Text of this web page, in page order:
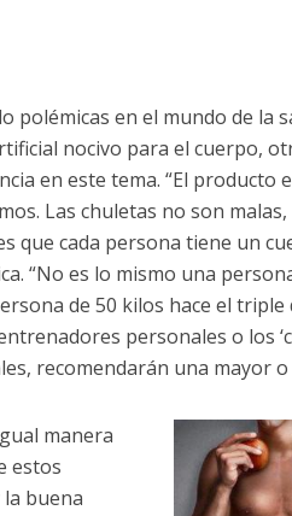
polémicas en el mundo de la
nocivo para el cuerpo,
en este tema. “El producto
Las chuletas no son
que cada persona tiene un
“No es lo mismo una
de 50 kilos hace el triple
personales o los
recomendarán una mayor
manera
estos
buena